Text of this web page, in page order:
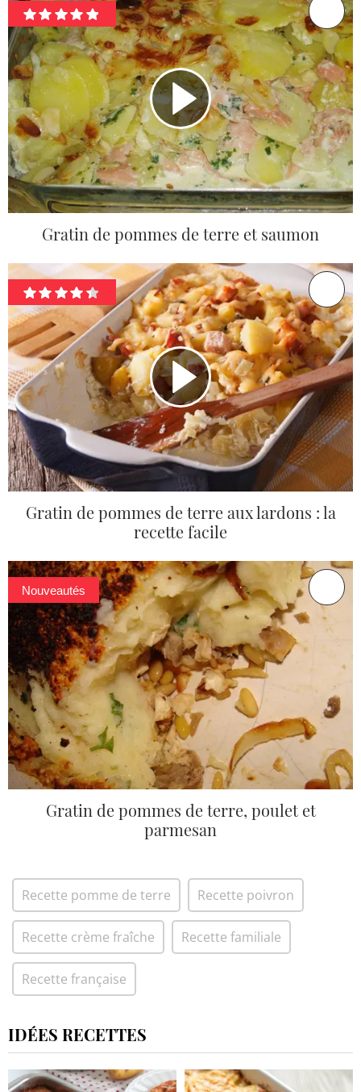
Gratin de pommes de terre et saumon
Gratin de pommes de terre aux lardons : la
recette facile
Nouveautés
Gratin de pommes de terre, poulet et
parmesan
Recette pomme de terre Recette poivron
Recette crème fraîche Recette familiale
Recette française
IDÉES RECETTES